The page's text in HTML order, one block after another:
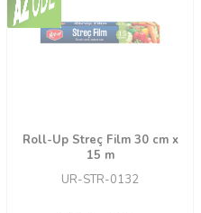
Roll-Up Streç Film 30 cm x
15 m
UR-STR-0132